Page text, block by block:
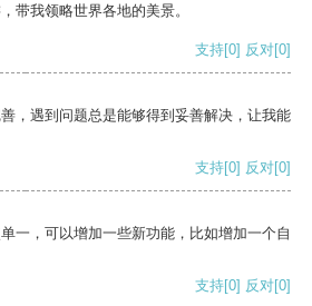
带我领略世界各地的美景。
支持[0] 反对[0]
，遇到问题总是能够得到妥善解决，让我能
支持[0] 反对[0]
一，可以增加一些新功能，比如增加一个自
支持[0] 反对[0]